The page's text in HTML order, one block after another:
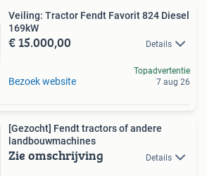
Veiling: Tractor Fendt Favorit 824 Diesel
169kW
€ 15.000,00 Details
Bezoek website
Topadvertentie
7 aug 26
[Gezocht] Fendt tractors of andere
landbouwmachines
Zie omschrijving Details